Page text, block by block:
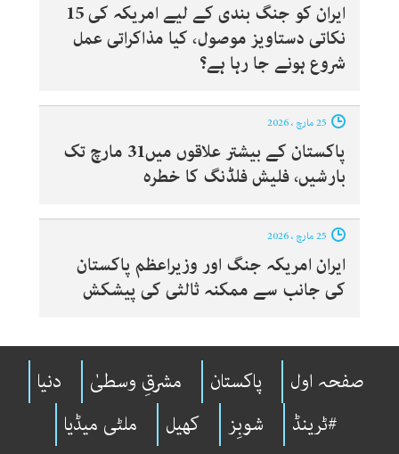
ایران کو جنگ بندی کے لیے امریکہ کی 15
نکاتی دستاویز موصول، کیا مذاکراتی عمل
شروع ہونے جا رہا ہے؟
پاکستان کے بیشتر علاقوں میں31 مارچ تک
بارشیں، فلیش فلڈنگ کا خطرہ
ایران امریکہ جنگ اور وزیراعظم پاکستان
کی جانب سے ممکنہ ثالثی کی پیشکش
صفحہ اول پاکستان مشرقِ وسطیٰ
دنیا
#ٹرینڈ
شوبِز کھیل
ملٹی میڈیا